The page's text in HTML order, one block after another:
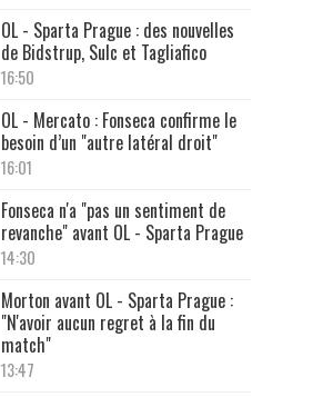
OL - Sparta Prague : des nouvelles
de Bidstrup, Sulc et Tagliafico
16:50
OL - Mercato : Fonseca confirme le
besoin d’un "autre latéral droit"
16:01
Fonseca n'a "pas un sentiment de
revanche" avant OL - Sparta Prague
14:30
Morton avant OL - Sparta Prague :
"N'avoir aucun regret à la fin du
match"
13:47